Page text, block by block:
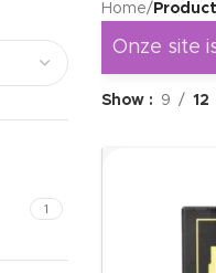
1
Home/
Onze site
Show 9 12